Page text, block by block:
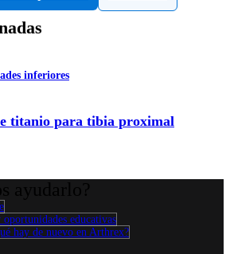
inferiores
titanio para tibia proximal
educativas
hay de nuevo en Arthrex?